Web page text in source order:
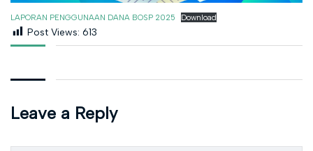
LAPORAN PENGGUNAAN DANA BOSP 2025 Download
Post Views: 613
Leave a Reply